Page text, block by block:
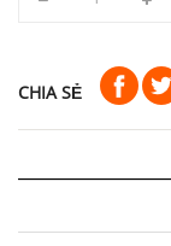
CHIA SẺ